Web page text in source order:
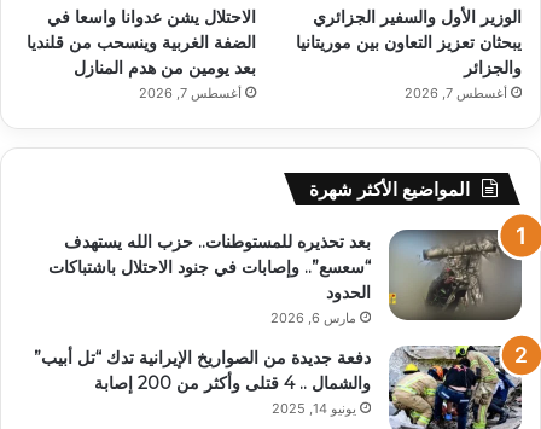
الوزير الأول والسفير الجزائري
يبحثان تعزيز التعاون بين موريتانيا
والجزائر
أغسطس 7, 2026
الاحتلال يشن عدوانا واسعا في
الضفة الغربية وينسحب من قلنديا
بعد يومين من هدم المنازل
أغسطس 7, 2026
المواضيع الأكثر شهرة
بعد تحذيره للمستوطنات.. حزب الله يستهدف
“سعسع”.. وإصابات في جنود الاحتلال باشتباكات
الحدود
مارس 6, 2026
دفعة جديدة من الصواريخ الإيرانية تدك “تل أبيب”
والشمال .. 4 قتلى وأكثر من 200 إصابة
يونيو 14, 2025